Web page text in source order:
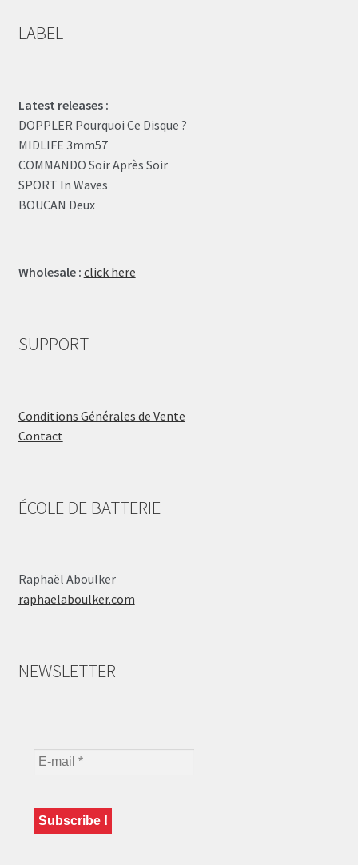
LABEL
Latest releases :
DOPPLER Pourquoi Ce Disque ?
MIDLIFE 3mm57
COMMANDO Soir Après Soir
SPORT In Waves
BOUCAN Deux
Wholesale : click here
SUPPORT
Conditions Générales de Vente
Contact
ÉCOLE DE BATTERIE
Raphaël Aboulker
raphaelaboulker.com
NEWSLETTER